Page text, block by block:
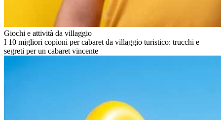
Giochi e attività da villaggio
I 10 migliori copioni per cabaret da villaggio turistico: trucchi e
segreti per un cabaret vincente